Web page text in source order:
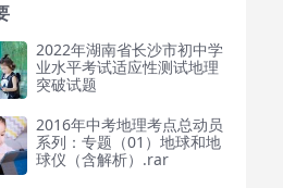
2022年湖南省长沙市初中学
业水平考试适应性测试地理
突破试题
2016年中考地理考点总动员
系列：专题（01）地球和地
球仪（含解析）.rar